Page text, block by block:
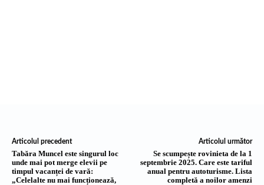
Articolul precedent
Tabăra Muncel este singurul loc
unde mai pot merge elevii pe
timpul vacanței de vară:
„Celelalte nu mai funcționează,
Articolul următor
Se scumpește rovinieta de la 1
septembrie 2025. Care este tariful
anual pentru autoturisme. Lista
completă a noilor amenzi